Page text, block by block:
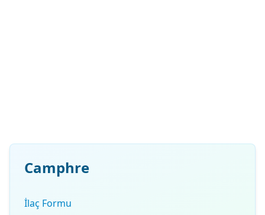
Camphre
İlaç Formu